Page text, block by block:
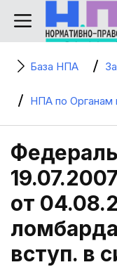
База НПА
НПА по Органам
от
вступ. в